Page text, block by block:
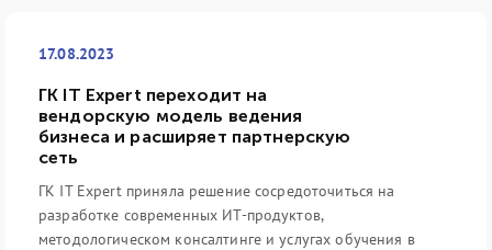
17.08.2023
ГК IT Expert переходит на
вендорскую модель ведения
бизнеса и расширяет партнерскую
сеть
ГК IT Expert приняла решение сосредоточиться на
разработке современных ИТ-продуктов,
методологическом консалтинге и услугах обучения в